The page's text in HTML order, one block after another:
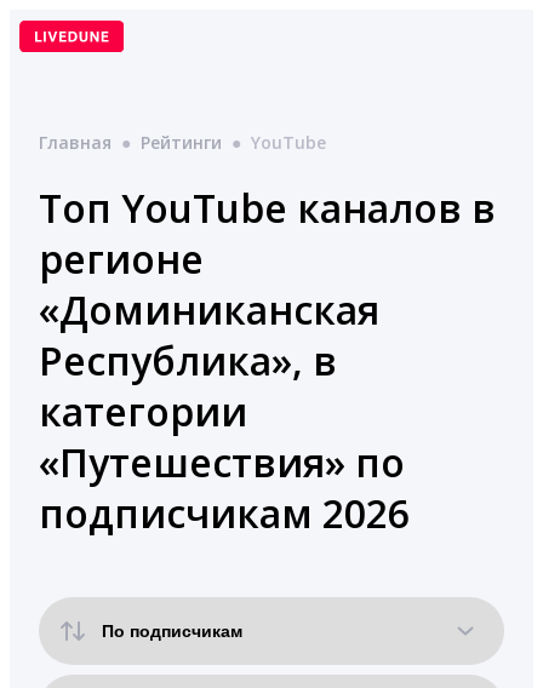
Перейти
Главная ● Рейтинги ● YouTube
Топ YouTube каналов в
регионе
«Доминиканская
Республика», в
категории
«Путешествия» по
подписчикам 2026